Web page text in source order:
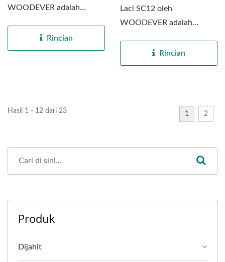
WOODEVER adalah
yang menggabungkan...
Rincian
Laci SC12 oleh
WOODEVER adalah
antara kerajinan...
Rincian
Hasil 1 - 12 dari 23 1 2
Produk
Dijahit